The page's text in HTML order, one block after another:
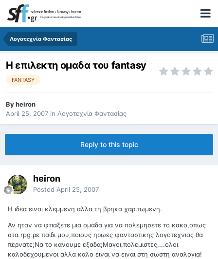
Λογοτεχνία Φαντασίας
Η επιλεκτη ομαδα του fantasy
FANTASY
Byheiron
April 25, 2007 in Λογοτεχνία Φαντασίας
Reply to this topic
heiron
Posted April 25, 2007
Η ιδεα ειναι κλεμμενη αλλα τη βρηκα χαριτωμενη.
Αν ηταν να φτιαξετε μια ομαδα για να πολεμησετε το κακο,οπως
στα rpg ρε παιδι μου,ποιους ηρωες φανταστικης λογοτεχνιας θα
περνατε;Να το κανουμε εξαδα;Μαγοι,πολεμιστες,...ολοι
καλοδεχουμενοι αλλα καλο ειναι να ειναι στη σωστη αναλογια!